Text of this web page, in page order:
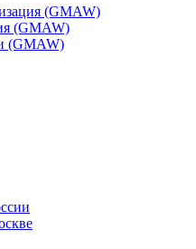
(GMAW)
(GMAW)
(GMAW)